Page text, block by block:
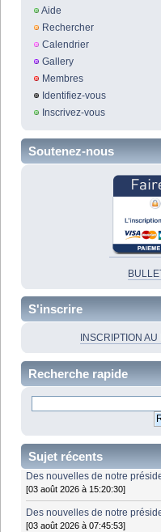
Aide
Rechercher
Calendrier
Gallery
Membres
Identifiez-vous
Inscrivez-vous
Soutenez-nous
S'inscrire
INSCRIPTION
Recherche rapide
Sujet récents
Des nouvelles de notre
[03 août 2026 à 15:20:30]
Des nouvelles de notre
[03 août 2026 à 07:45:53]